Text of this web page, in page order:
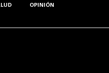
OPINIÓN